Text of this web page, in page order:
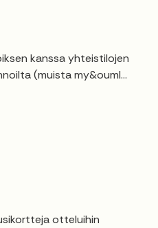
kanssa yhteistilojen
(muista my&ouml...
otteluihin